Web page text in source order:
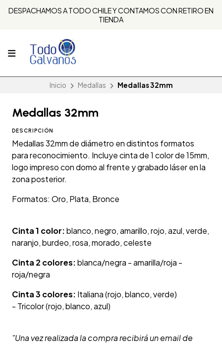
DESPACHAMOS A TODO CHILE Y CONTAMOS CON RETIRO EN
TIENDA
Inicio Medallas Medallas 32mm
Medallas 32mm
DESCRIPCIÓN
Medallas 32mm de diámetro en distintos formatos
para reconocimiento. Incluye cinta de 1 color de 15mm,
logo impreso con domo al frente y grabado láser en la
zona posterior.
Formatos: Oro, Plata, Bronce
Cinta 1 color:blanco, negro, amarillo, rojo, azul, verde,
naranjo, burdeo, rosa, morado, celeste
Cinta 2 colores:blanca/negra - amarilla/roja -
roja/negra
Cinta 3 colores: Italiana (rojo, blanco, verde)
- Tricolor (rojo, blanco, azul)
"Una vez realizada la compra recibirá un email de